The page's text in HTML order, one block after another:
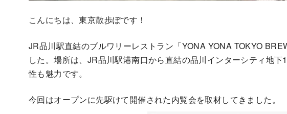
こんにちは、東京散歩ぽです！
JR品川駅直結のブルワリーレストラン「YONA YONA TOKYO
した。場所は、JR品川駅港南口から直結の品川インターシティ地
性も魅力です。
今回はオープンに先駆けて開催された内覧会を取材してきました。